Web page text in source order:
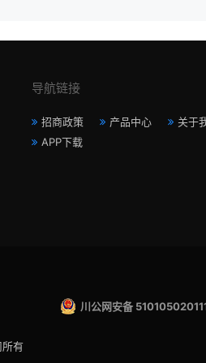
导航链接
招商政策 产品中心
关于
APP下载
川公网安备
所有